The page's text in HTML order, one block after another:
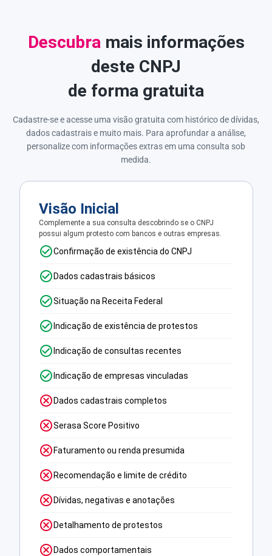
Descubra mais informações
deste CNPJ
de forma gratuita
Cadastre-se e acesse uma visão gratuita com histórico de dívidas,
dados cadastrais e muito mais. Para aprofundar a análise,
personalize com informações extras em uma consulta sob
medida.
Visão Inicial
Complemente a sua consulta descobrindo se o CNPJ
possui algum protesto com bancos e outras empresas.
Confirmação de existência do CNPJ
Dados cadastrais básicos
Situação na Receita Federal
Indicação de existência de protestos
Indicação de consultas recentes
Indicação de empresas vinculadas
Dados cadastrais completos
Serasa Score Positivo
Faturamento ou renda presumida
Recomendação e limite de crédito
Dívidas, negativas e anotações
Detalhamento de protestos
Dados comportamentais